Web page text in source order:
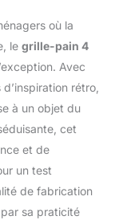
où la
le grille-pain 4
Avec
rétro,
à un objet du
cet
et de
un test
de fabrication
sa praticité